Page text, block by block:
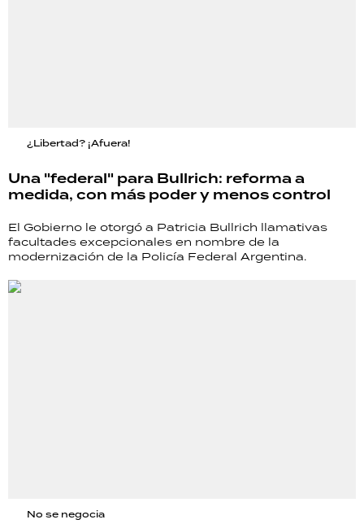
¿Libertad? ¡Afuera!
Una "federal" para Bullrich: reforma a
medida, con más poder y menos control
El Gobierno le otorgó a Patricia Bullrich llamativas
facultades excepcionales en nombre de la
modernización de la Policía Federal Argentina.
No se negocia